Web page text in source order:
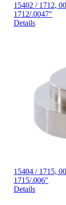
15402 / 1712,
1712/.0047"
Details
15404 / 1715,
1715/.006"
Details